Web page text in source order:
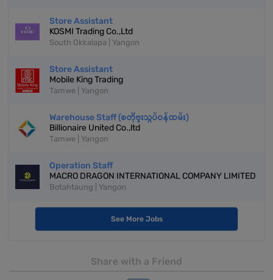
Store Assistant
KOSMI Trading Co.,Ltd
South Okkalapa | Yangon
Store Assistant
Mobile King Trading
Tamwe | Yangon
Warehouse Staff (စတိုဗူးသွပ်ဝန်ထမ်း)
Billionaire United Co.,ltd
Tamwe | Yangon
Operation Staff
MACRO DRAGON INTERNATIONAL COMPANY LIMITED
Botahtaung | Yangon
See More Jobs
Share with a Friend